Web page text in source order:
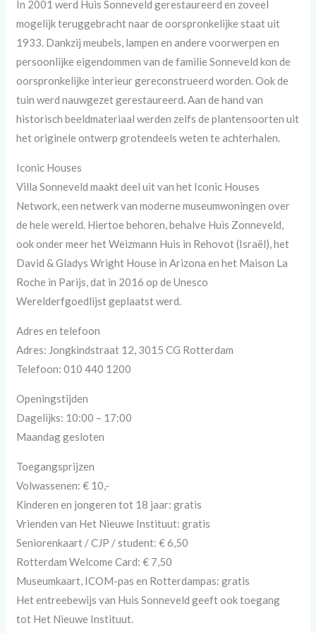
In 2001 werd Huis Sonneveld gerestaureerd en zoveel
mogelijk teruggebracht naar de oorspronkelijke staat uit
1933. Dankzij meubels, lampen en andere voorwerpen en
persoonlijke eigendommen van de familie Sonneveld kon de
oorspronkelijke interieur gereconstrueerd worden. Ook de
tuin werd nauwgezet gerestaureerd. Aan de hand van
historisch beeldmateriaal werden zelfs de plantensoorten uit
het originele ontwerp grotendeels weten te achterhalen.
Iconic Houses
Villa Sonneveld maakt deel uit van het Iconic Houses
Network, een netwerk van moderne museumwoningen over
de hele wereld. Hiertoe behoren, behalve Huis Zonneveld,
ook onder meer het Weizmann Huis in Rehovot (Israël), het
David & Gladys Wright House in Arizona en het Maison La
Roche in Parijs, dat in 2016 op de Unesco
Werelderfgoedlijst geplaatst werd.
Adres en telefoon
Adres: Jongkindstraat 12, 3015 CG Rotterdam
Telefoon: 010 440 1200
Openingstijden
Dagelijks: 10:00 – 17:00
Maandag gesloten
Toegangsprijzen
Volwassenen: € 10,-
Kinderen en jongeren tot 18 jaar: gratis
Vrienden van Het Nieuwe Instituut: gratis
Seniorenkaart / CJP / student: € 6,50
Rotterdam Welcome Card: € 7,50
Museumkaart, ICOM-pas en Rotterdampas: gratis
Het entreebewijs van Huis Sonneveld geeft ook toegang
tot Het Nieuwe Instituut.